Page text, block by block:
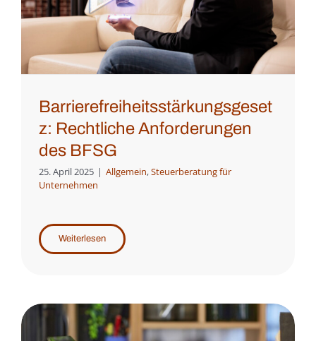
Barrierefreiheitsstärkungsgeset
z: Rechtliche Anforderungen
des BFSG
25. April 2025 | Allgemein,Steuerberatung für
Unternehmen
Weiterlesen